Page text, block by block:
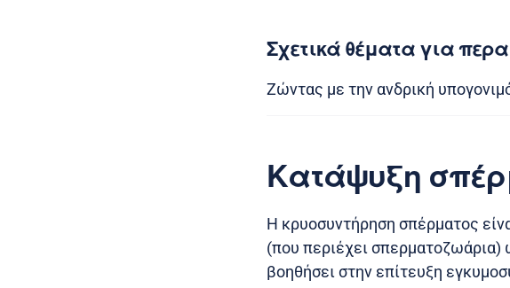
Σχετικά θέματα για
Ζώντας με την ανδρική
Κατάψυξη
Η κρυοσυντήρηση σπέρματος
(που περιέχει σπερματοζωάρια)
βοηθήσει στην επίτευξη